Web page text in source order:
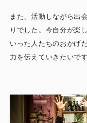
また、活動しながら出
りでした。今自分が楽
いった人たちのおかげ
力を伝えていきたいです